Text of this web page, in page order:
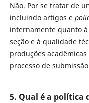
Não. Por se tratar de
incluindo artigos e
internamente quanto
seção e à qualidade
produções
processo de
5. Qual é a política